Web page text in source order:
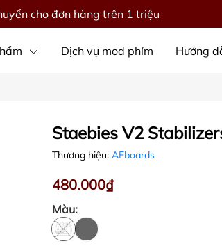
cho đơn hàng trên 1 triệu
Dịch vụ mod phím Hướng
Staebies V2
Thương hiệu: AEboards
480.000₫
Màu: